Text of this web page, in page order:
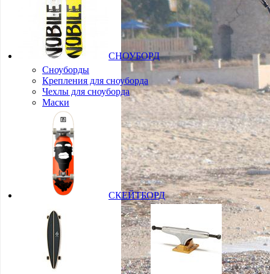
СНОУБОРД
Сноуборды
Крепления для сноуборда
Чехлы для сноуборда
Маски
СКЕЙТБОРД